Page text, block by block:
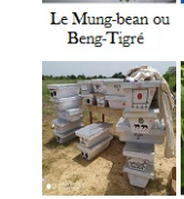
Larlé Naaba Tigré,
à la retraite, a salué
avoir tenu depuis
souhaité à
l’invitant à rester